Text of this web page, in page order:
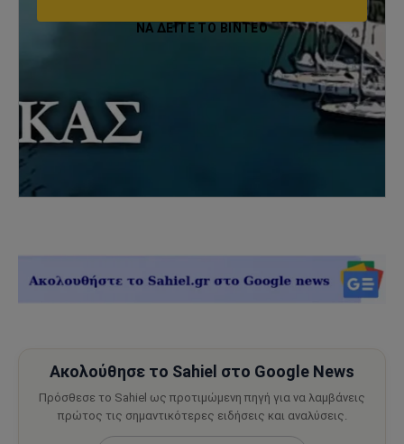
ΝΑ ΔΕΊΤΕ ΤΟ ΒΙΝΤΕΟ
Ακολούθησε το Sahiel στο Google News
Πρόσθεσε το Sahiel ως προτιμώμενη πηγή για να λαμβάνεις
πρώτος τις σημαντικότερες ειδήσεις και αναλύσεις.